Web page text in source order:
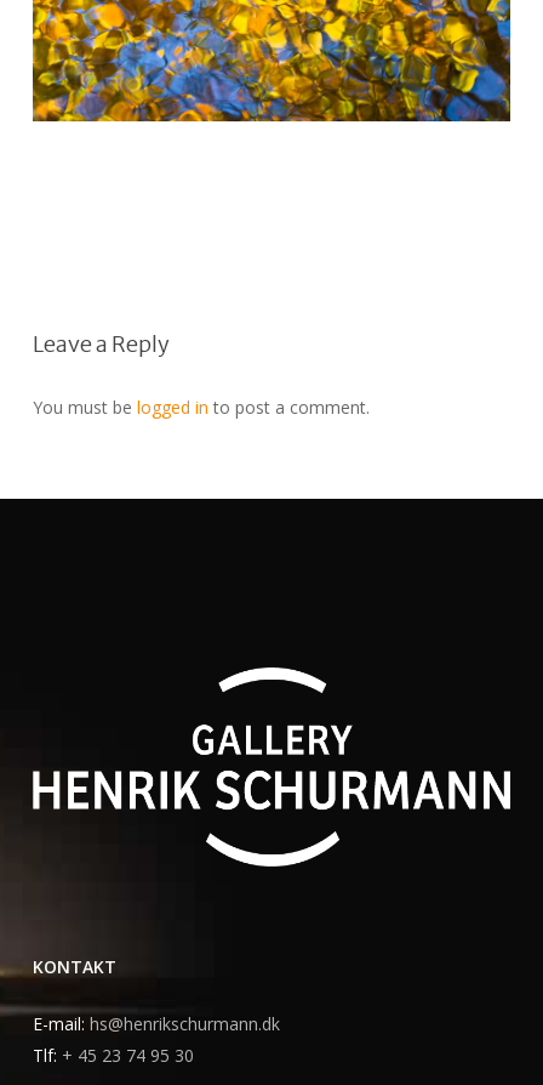
Leave a Reply
You must be logged in to post a comment.
KONTAKT
E-mail: hs@henrikschurmann.dk
Tlf: + 45 23 74 95 30